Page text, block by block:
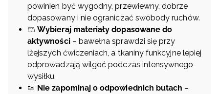
powinien być wygodny, przewiewny, dobrze
dopasowany i nie ograniczać swobody ruchów.
🩳Wybieraj materiały dopasowane do
aktywności– bawełna sprawdzi się przy
lżejszych ćwiczeniach, a tkaniny funkcyjne lepiej
odprowadzają wilgoć podczas intensywnego
wysiłku.
👟 Nie zapominaj o odpowiednich butach –